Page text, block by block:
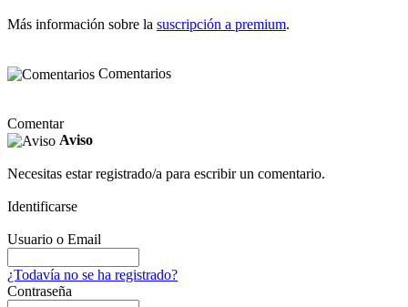
Más información sobre la suscripción a premium.
Comentarios
Comentar
Aviso
Necesitas estar registrado/a para escribir un comentario.
Identificarse
Usuario o Email
¿Todavía no se ha registrado?
Contraseña